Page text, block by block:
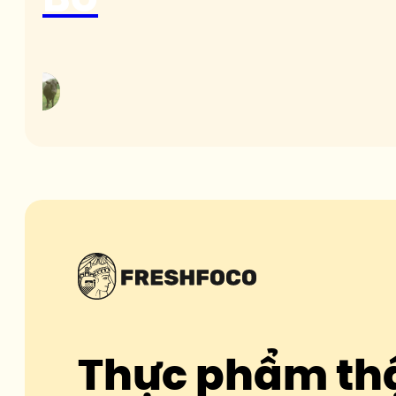
Thực phẩm